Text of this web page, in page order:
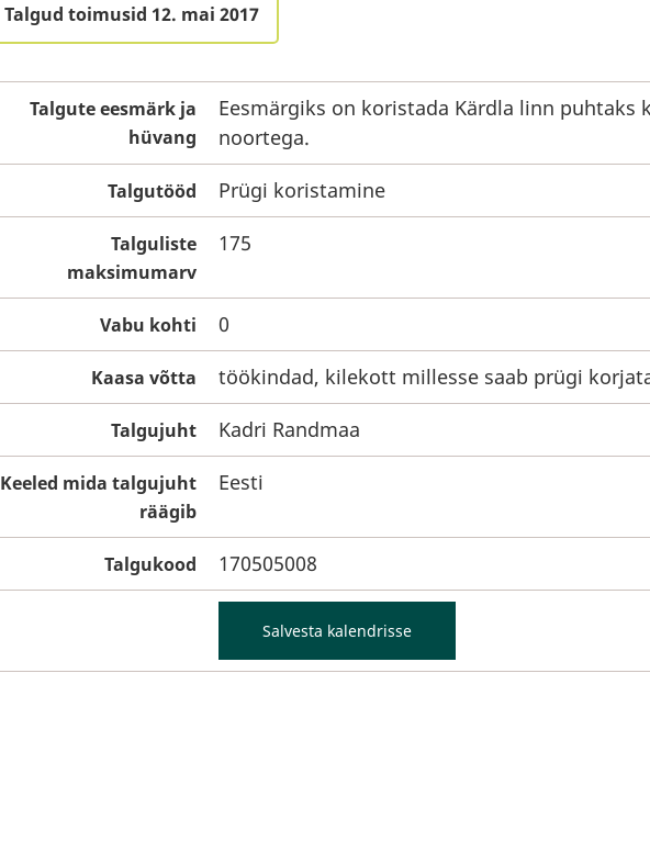
Talgud toimusid 12. mai 2017
Talgute eesmärk ja
hüvang
Eesmärgiks on koristada Kärdla linn puhtaks
noortega.
Talgutööd Prügi koristamine
Talguliste
maksimumarv
175
Vabu kohti 0
Kaasa võtta töökindad, kilekott millesse saab prügi
Talgujuht Kadri Randmaa
Keeled mida talgujuht
räägib
Eesti
Talgukood 170505008
Salvesta kalendrisse